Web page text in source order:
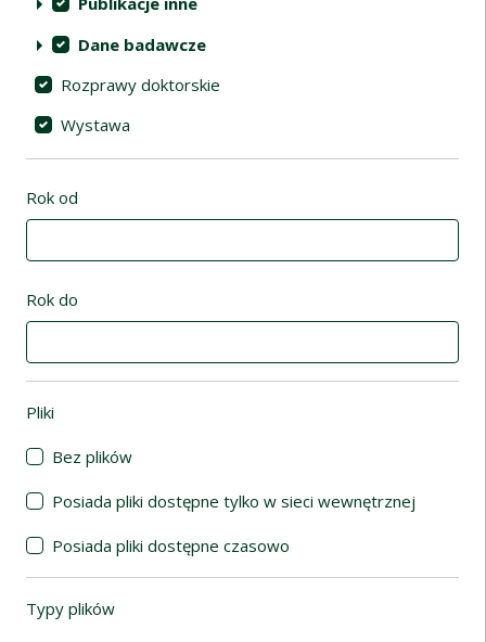
Dane badawcze
Rozprawy doktorskie
Wystawa
Rok od
Rok do
Pliki
Bez plików
Posiada pliki dostępne tylko w sieci wewnętrznej
Posiada pliki dostępne czasowo
Typy plików